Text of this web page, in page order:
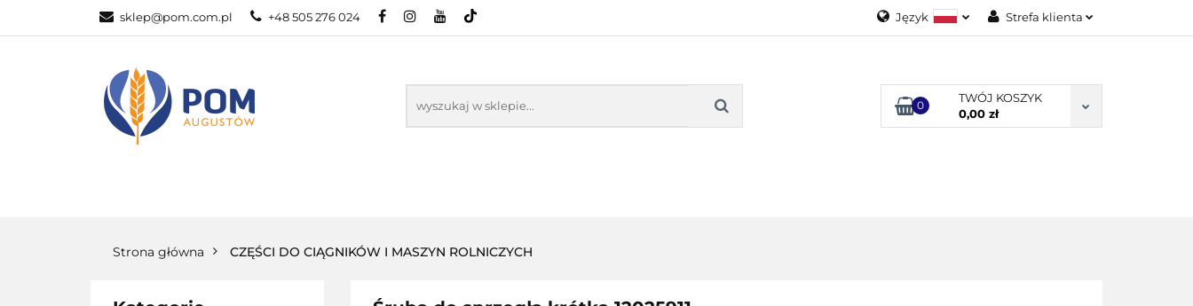
sklep@pom.com.pl +48 505 276 024 Język
English
Strefa klienta
Załóż konto
Dodaj zgłoszenie
0
TWÓJ KOSZYK
0,00 zł
Strona główna CZĘŚCI DO CIĄGNIKÓW I MASZYN ROLNICZYCH